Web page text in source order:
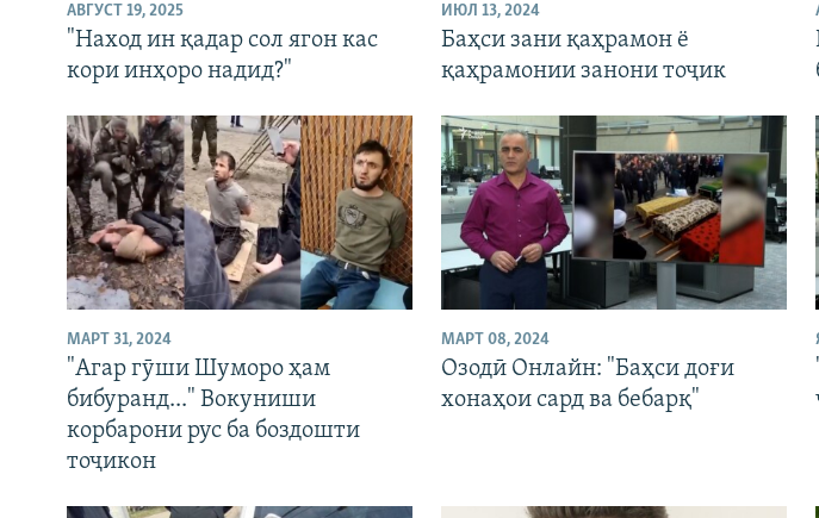
АВГУСТ 19, 2025
"Наход ин қадар сол ягон кас
кори инҳоро надид?"
ИЮЛ 13, 2024
Баҳси зани қаҳрамон ё
қаҳрамонии занони тоҷик
МАРТ 31, 2024
"Агар гӯши Шуморо ҳам
бибуранд..." Вокуниши
корбарони рус ба боздошти
тоҷикон
МАРТ 08, 2024
Озодӣ Онлайн: "Баҳси доғи
хонаҳои сард ва бебарқ"